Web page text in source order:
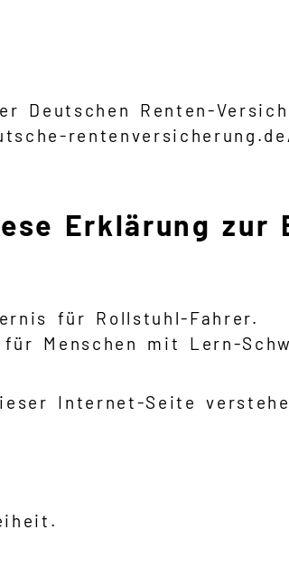
Renten-
Erklärung zur
für Rollstuhl-Fahrer.
Menschen mit Lern-
Internet-Seite